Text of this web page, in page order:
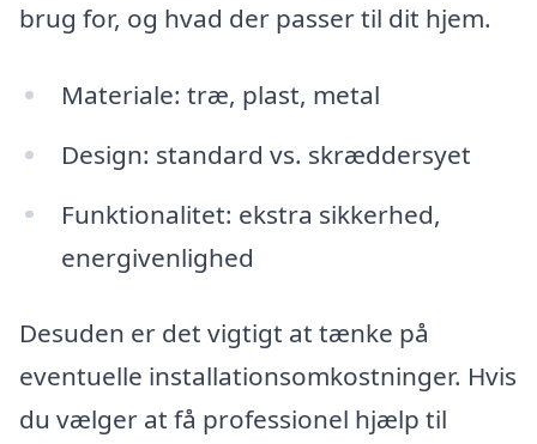
brug for, og hvad der passer til dit hjem.
Materiale: træ, plast, metal
Design: standard vs. skræddersyet
Funktionalitet: ekstra sikkerhed,
energivenlighed
Desuden er det vigtigt at tænke på
eventuelle installationsomkostninger. Hvis
du vælger at få professionel hjælp til